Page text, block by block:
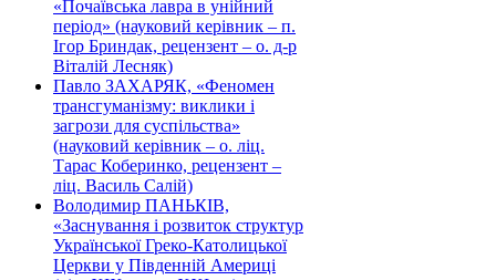
«Почаївська лавра в унійний
період» (науковий керівник – п.
Ігор Бриндак, рецензент – о. д-р
Віталій Лесняк)
Павло ЗАХАРЯК, «Феномен
трансгуманізму: виклики і
загрози для суспільства»
(науковий керівник – о. ліц.
Тарас Коберинко, рецензент –
ліц. Василь Салій)
Володимир ПАНЬКІВ,
«Заснування і розвиток структур
Української Греко-Католицької
Церкви у Південній Америці